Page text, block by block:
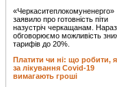
«Черкаситеплокомуненерго»
заявило про готовність піти
назустріч черкащанам.
обговорюємо можливість
тарифів до 20%.
Платити чи ні: що робити,
за лікування Covid-19
вимагають гроші